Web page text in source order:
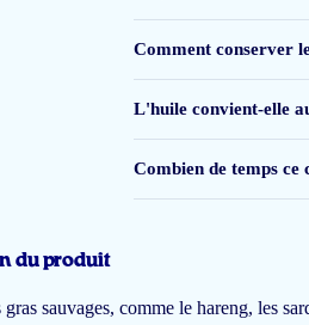
Comment conserver
L'huile convient-elle
Combien de temps ce
du produit
sauvages, comme le hareng, les